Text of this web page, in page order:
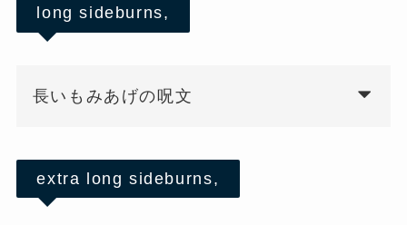
long sideburns,
長いもみあげの呪文
extra long sideburns,